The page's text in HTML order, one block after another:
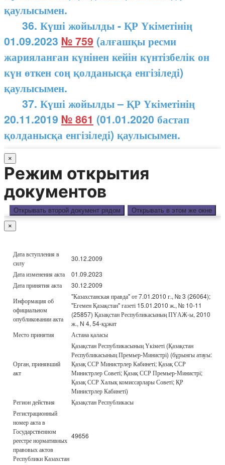
қаулысымен.
36. Күші жойылды - ҚР Үкіметінің
01.09.2023 № 759 (алғашқы ресми
жарияланған күнінен кейін күнтізбелік он
күн өткен соң қолданысқа енгізіледі)
қаулысымен.
37. Күші жойылды – ҚР Үкіметінің
20.11.2019 № 861 (01.01.2020 бастап
қолданысқа енгізіледі) қаулысымен.
×
Режим открытия
документов
Открывать второй документ рядом Открывать в этом же окне
×
Дата вступления в
силу
30.12.2009
Дата изменения акта
01.09.2023
Дата принятия акта
30.12.2009
Информация об
официальном
опубликовании акта
"Казахстанская правда" от 7.01.2010 г., № 3 (26064);
"Егемен Қазақстан" газеті 15.01.2010 ж., № 10-11
(25857) Қазақстан Республикасының ПҮАЖ-ы, 2010
ж., N 4, 54-құжат
Место принятия
Астана қаласы
Орган, принявший
акт
Қазақстан Республикасының Үкіметі (Қазақстан
Республикасының Премьер-Министрі) (бұрынғы атауы:
Қазақ ССР Министрлер Кабинеті; Қазақ ССР
Министрлер Советі; Қазақ ССР Премьер-Министрі;
Қазақ ССР Халық комиссарлары Советі; ҚР
Министрлер Кабинеті)
Регион действия
Қазақстан Республикасы
Регистрационный
номер акта в
Государственном
реестре нормативных
правовых актов
Республики Казахстан
49656